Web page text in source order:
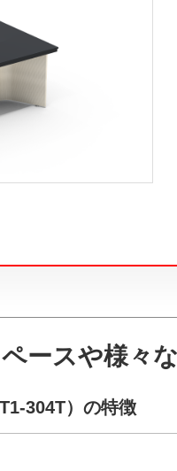
ースや様々
304T）の特徴